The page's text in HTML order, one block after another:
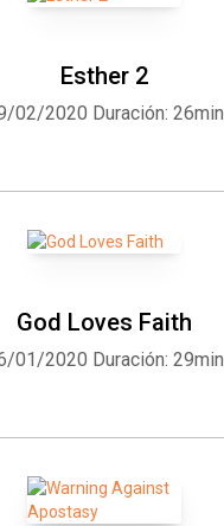
Esther 2
02/2020 Duración: 26min
God Loves Faith
01/2020 Duración: 29min